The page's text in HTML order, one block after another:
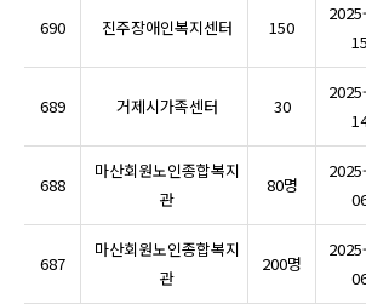
690 진주장애인복지센터 150
15
689 거제시가족센터 30
688
마산회원노인종합복지
관
80명
687
마산회원노인종합복지
관
200명